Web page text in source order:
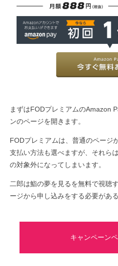
まずはFODプレミアムのAmazon
ンのページを開きます。
FODプレミアムは、普通のページ
支払い方法も選べますが、それら
の対象外になってしまいます。
二郎は鮨の夢を見るを無料で視聴
ージから申し込みをする必要があ
キャンペーン